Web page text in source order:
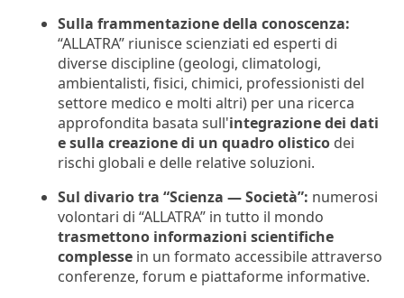
Sulla frammentazione della conoscenza:
“ALLATRA” riunisce scienziati ed esperti di
diverse discipline (geologi, climatologi,
ambientalisti, fisici, chimici, professionisti del
settore medico e molti altri) per una ricerca
approfondita basata sull'integrazione dei dati
e sulla creazione di un quadro olistico dei
rischi globali e delle relative soluzioni.
Sul divario tra “Scienza — Società”: numerosi
volontari di “ALLATRA” in tutto il mondo
trasmettono informazioni scientifiche
complesse in un formato accessibile attraverso
conferenze, forum e piattaforme informative.